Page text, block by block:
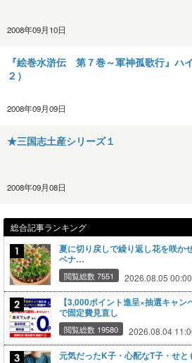
2008年09月10日
『絵巻水滸伝 第７巻～軍神孤歌行』ハ
２）
2008年09月09日
★三国志土産シリーズ１
2008年09月08日
総合記事ランキング
夏に切り戻しで繰り返し花を咲
ベナ…
閲覧総数 7551 2026.08.05 00:00
【3,000ポイント進呈×抽選キャ
で固定費見直し
閲覧総数 19580 2026.08.04
元気だったK子・心配なT子・せと